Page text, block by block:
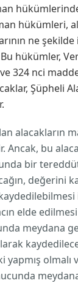
hükümleri,
ne
hükümler,
324 nci
Şüpheli
alacakların
Ancak, bu
bir
değerini
elde
meydana
yapmış olmalı